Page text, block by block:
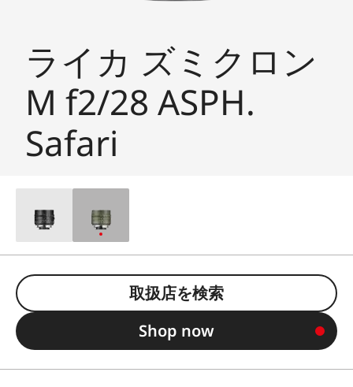
ライカ ズミクロン
M f2/28 ASPH.
Safari
取扱店を検索
Shop now